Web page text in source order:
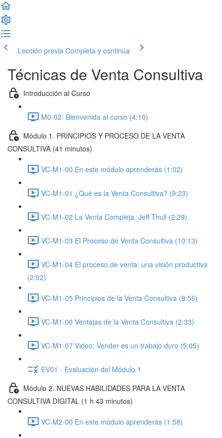
Lección previa Completa y continúa
Técnicas de Venta Consultiva
Introducción al Curso
M0-02- Bienvenida al curso (4:10)
Módulo 1. PRINCIPIOS Y PROCESO DE LA VENTA
CONSULTIVA (41 minutos)
VC-M1-00 En este módulo aprenderás (1:02)
VC-M1-01 ¿Qué es la Venta Consultiva? (9:23)
VC-M1-02 La Venta Compleja. Jeff Thull (2:29)
VC-M1-03 El Proceso de Venta Consultiva (10:13)
VC-M1-04 El proceso de venta: una visión productiva
(2:02)
VC-M1-05 Principios de la Venta Consultiva (8:56)
VC-M1-06 Ventajas de la Venta Consultiva (2:33)
VC-M1-07 Video: Vender es un trabajo duro (5:05)
EV01 - Evaluación del Módulo 1
Módulo 2. NUEVAS HABILIDADES PARA LA VENTA
CONSULTIVA DIGITAL (1 h 43 minutos)
VC-M2-00 En este módulo aprenderás (1:58)